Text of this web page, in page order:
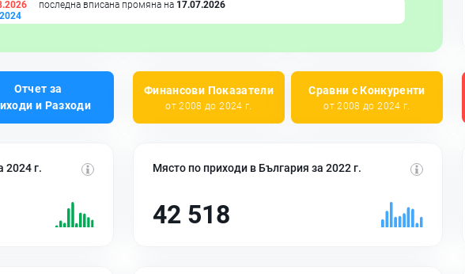
последна вписана промяна на 17.07.2026
2024
Отчет за
и Разходи
Финансови Показатели
от 2008 до 2024 г.
Сравни с Конкуренти
от 2008 до 2024 г.
2024 г. Място по приходи в България за 2022 г.
42 518